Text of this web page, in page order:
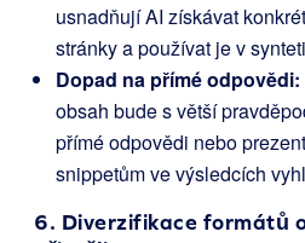
usnadňují AI získávat
stránky a používat je v
Dopad na přímé odpovědi:
obsah bude s větší
přímé odpovědi nebo
snippetům ve výsledcích
6. Diverzifikace formátů